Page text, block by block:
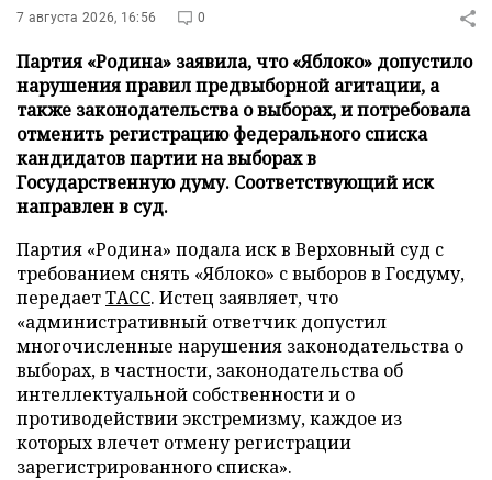
7 августа 2026, 16:56 0
Партия «Родина» заявила, что «Яблоко» допустило
нарушения правил предвыборной агитации, а
также законодательства о выборах, и потребовала
отменить регистрацию федерального списка
кандидатов партии на выборах в
Государственную думу. Соответствующий иск
направлен в суд.
Партия «Родина» подала иск в Верховный суд с
требованием снять «Яблоко» с выборов в Госдуму,
передаетТАСС. Истец заявляет, что
«административный ответчик допустил
многочисленные нарушения законодательства о
выборах, в частности, законодательства об
интеллектуальной собственности и о
противодействии экстремизму, каждое из
которых влечет отмену регистрации
зарегистрированного списка».